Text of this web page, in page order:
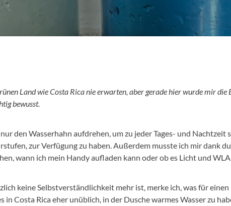
Land wie Costa Rica nie erwarten, aber gerade hier wurde mir die
bewusst.
den Wasserhahn aufdrehen, um zu jeder Tages- und Nachtzeit
zur Verfügung zu haben. Außerdem musste ich mir dank
wann ich mein Handy aufladen kann oder ob es Licht und
keine Selbstverständlichkeit mehr ist, merke ich, was für
in Costa Rica eher unüblich, in der Dusche warmes Wasser zu